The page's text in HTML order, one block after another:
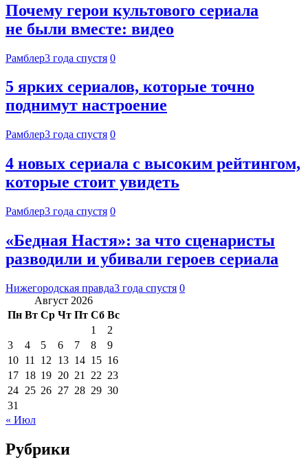
Почему герои культового сериала
не были вместе: видео
Рамблер3 года спустя 0
5 ярких сериалов, которые точно
поднимут настроение
Рамблер3 года спустя 0
4 новых сериала с высоким рейтингом,
которые стоит увидеть
Рамблер3 года спустя 0
«Бедная Настя»: за что сценаристы
разводили и убивали героев сериала
Нижегородская правда3 года спустя 0
Август 2026
Пн Вт Ср Чт Пт Сб Вс
1
2
3
4 5 6 7 8
9
10 11 12 13 14 15 16
17 18 19 20 21 22 23
24 25 26 27 28 29 30
31
« Июл
Рубрики